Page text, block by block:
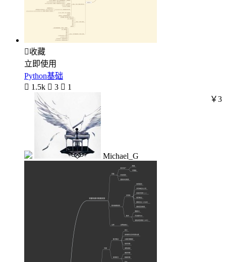
收藏
立即使用
Python基础
 1.5k  3  1
Michael_G
￥3